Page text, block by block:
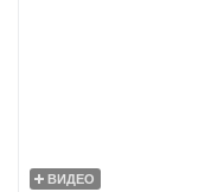
ВИДЕО